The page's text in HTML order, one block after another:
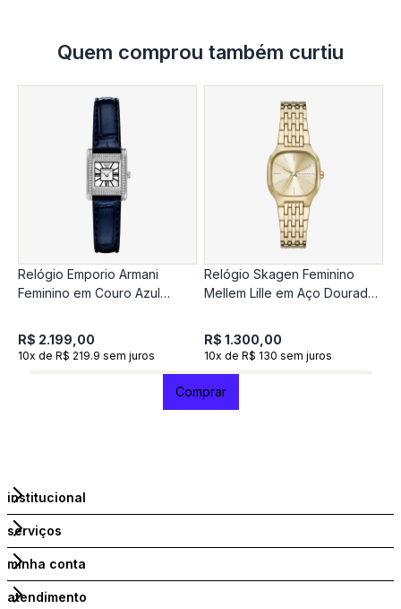
Quem comprou também curtiu
Relógio Emporio Armani
Feminino em Couro Azul
R$ 2.199,00
10x de R$ 219.9 sem juros
Relógio Skagen Feminino
Mellem Lille em Aço Dourado
R$ 1.300,00
10x de R$ 130 sem juros
Comprar
institucional
serviços
minha conta
atendimento